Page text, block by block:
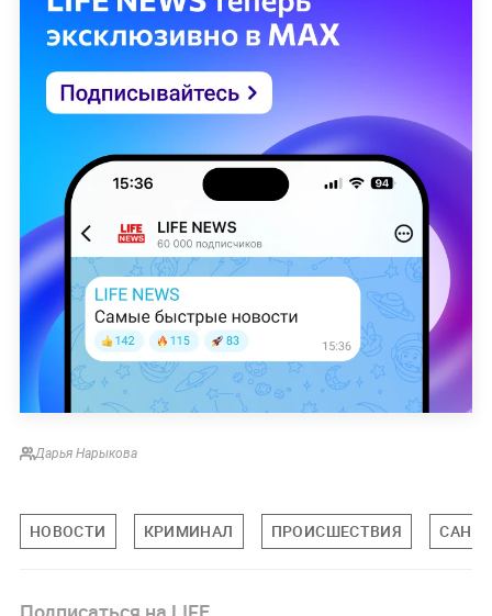
Дарья Нарыкова
НОВОСТИ КРИМИНАЛ ПРОИСШЕСТВИЯ